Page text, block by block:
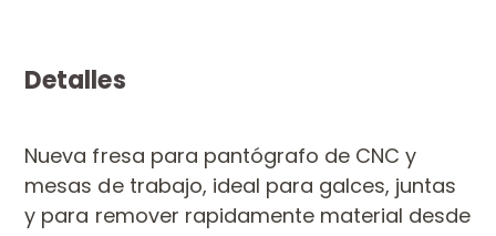
Detalles
Nueva fresa para pantógrafo de CNC y
mesas de trabajo, ideal para galces, juntas
y para remover rapidamente material desde